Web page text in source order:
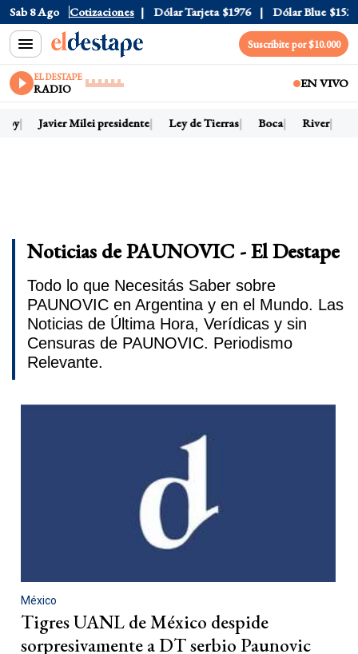
Sab 8 Ago Cotizaciones
Dólar Oficial $1520 Dólar Tarjeta $1976 Dólar Blue $1525
Suscribite por $10.000
EL DESTAPE
RADIO EN VIVO
Javier Milei presidente Ley de Tierras Boca River
Noticias de PAUNOVIC - El Destape
Todo lo que Necesitás Saber sobre
PAUNOVIC en Argentina y en el Mundo. Las
Noticias de Última Hora, Verídicas y sin
Censuras de PAUNOVIC. Periodismo
Relevante.
México
Tigres UANL de México despide
sorpresivamente a DT serbio Paunovic